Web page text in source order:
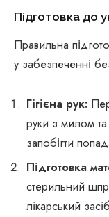
Підготовка до
Правильна
у забезпеченні
Гігієна рук:
руки з милом
запобігти
Підготовка
стерильний
лікарський